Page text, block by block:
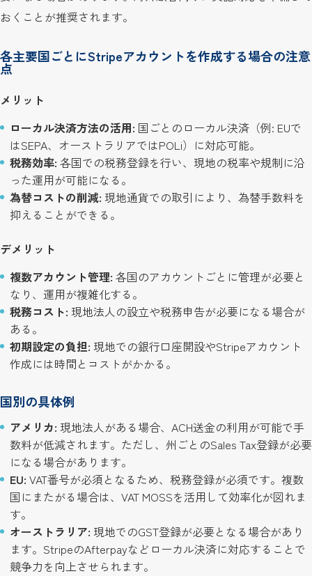
おくことが推奨されます。
各主要国ごとにStripeアカウントを作成する場合の注意
点
メリット
ローカル決済方法の活用: 国ごとのローカル決済（例: EUで
はSEPA、オーストラリアではPOLi）に対応可能。
税務効率: 各国での税務登録を行い、現地の税率や規制に沿
った運用が可能になる。
為替コストの削減: 現地通貨での取引により、為替手数料を
抑えることができる。
デメリット
複数アカウント管理: 各国のアカウントごとに管理が必要と
なり、運用が複雑化する。
税務コスト: 現地法人の設立や税務申告が必要になる場合が
ある。
初期設定の負担: 現地での銀行口座開設やStripeアカウント
作成には時間とコストがかかる。
国別の具体例
アメリカ: 現地法人がある場合、ACH送金の利用が可能で手
数料が低減されます。ただし、州ごとのSales Tax登録が必要
になる場合があります。
EU: VAT番号が必須となるため、税務登録が必須です。複数
国にまたがる場合は、VAT MOSSを活用して効率化が図れま
す。
オーストラリア: 現地でのGST登録が必要となる場合があり
ます。StripeのAfterpayなどローカル決済に対応することで
競争力を向上させられます。